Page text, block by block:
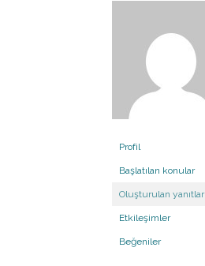
Profil
Başlatılan konular
Oluşturulan yanıtlar
Etkileşimler
Beğeniler